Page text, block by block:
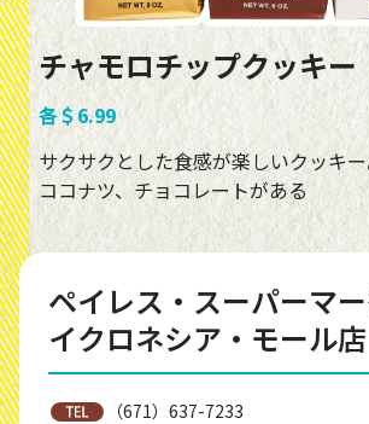
チャモロチップクッキー
各＄6.99
サクサクとした食感が楽しいクッキ
ココナツ、チョコレートがある
ペイレス・スーパーマ
イクロネシア・モール店
（671）637-7233